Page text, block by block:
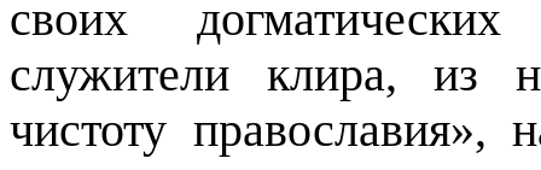
своих
служители клира, из
чистоту православия»,